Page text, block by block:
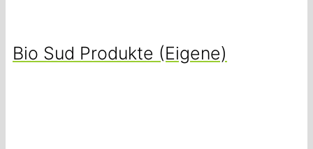
Bio Sud Produkte (Eigene)